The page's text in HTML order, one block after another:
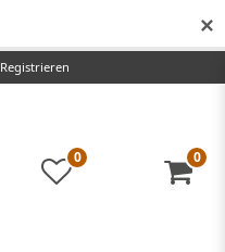
Registrieren
0 0
✕